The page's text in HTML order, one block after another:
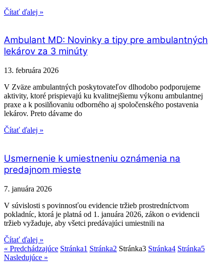
Čítať ďalej »
Ambulant MD: Novinky a tipy pre ambulantných
lekárov za 3 minúty
13. februára 2026
V Zväze ambulantných poskytovateľov dlhodobo podporujeme
aktivity, ktoré prispievajú ku kvalitnejšiemu výkonu ambulantnej
praxe a k posilňovaniu odborného aj spoločenského postavenia
lekárov. Preto dávame do
Čítať ďalej »
Usmernenie k umiestneniu oznámenia na
predajnom mieste
7. januára 2026
V súvislosti s povinnosťou evidencie tržieb prostredníctvom
pokladníc, ktorá je platná od 1. januára 2026, zákon o evidencii
tržieb vyžaduje, aby všetci predávajúci umiestnili na
Čítať ďalej »
« Predchádzajúce Stránka1 Stránka2 Stránka3 Stránka4 Stránka5
Nasledujúce »